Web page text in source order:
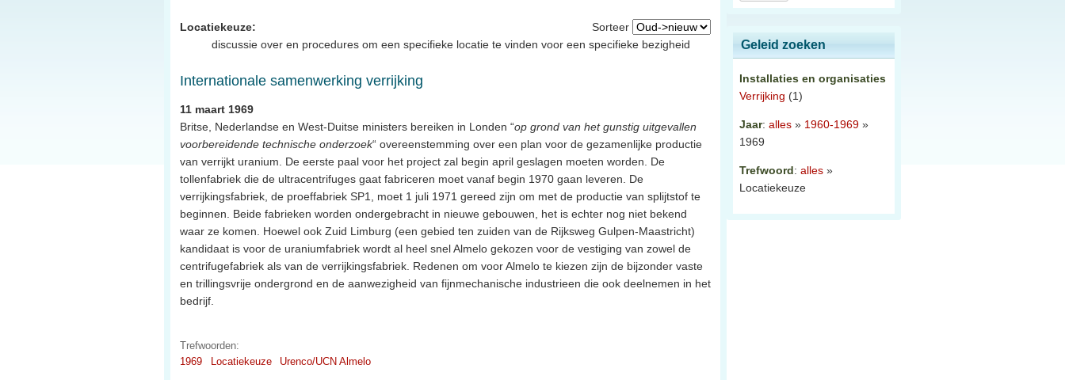
Sorteer
Locatiekeuze:
discussie over en procedures om een specifieke locatie te vinden voor een specifieke bezigheid
Internationale samenwerking verrijking
11 maart 1969
Britse, Nederlandse en West-Duitse ministers bereiken in Londen “op grond van het gunstig uitgevallen
voorbereidende technische onderzoek“ overeenstemming over een plan voor de gezamenlijke productie
van verrijkt uranium. De eerste paal voor het project zal begin april geslagen moeten worden. De
tollenfabriek die de ultracentrifuges gaat fabriceren moet vanaf begin 1970 gaan leveren. De
verrijkingsfabriek, de proeffabriek SP1, moet 1 juli 1971 gereed zijn om met de productie van splijtstof te
beginnen. Beide fabrieken worden ondergebracht in nieuwe gebouwen, het is echter nog niet bekend
waar ze komen. Hoewel ook Zuid Limburg (een gebied ten zuiden van de Rijksweg Gulpen-Maastricht)
kandidaat is voor de uraniumfabriek wordt al heel snel Almelo gekozen voor de vestiging van zowel de
centrifugefabriek als van de verrijkingsfabriek. Redenen om voor Almelo te kiezen zijn de bijzonder vaste
en trillingsvrije ondergrond en de aanwezigheid van fijnmechanische industrieen die ook deelnemen in het
bedrijf.
Trefwoorden:
1969
Locatiekeuze Urenco/UCN Almelo
Geleid zoeken
Installaties en organisaties
Verrijking (1)
Jaar: alles » 1960-1969 »
1969
Trefwoord: alles »
Locatiekeuze